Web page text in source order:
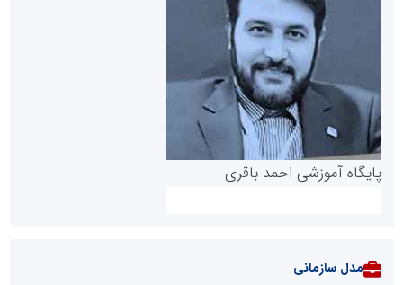
پایگاه آموزشی احمد باقری
مدل سازمانی